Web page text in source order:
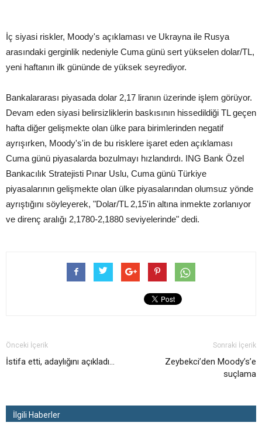
İç siyasi riskler, Moody's açıklaması ve Ukrayna ile Rusya
arasındaki gerginlik nedeniyle Cuma günü sert yükselen dolar/TL,
yeni haftanın ilk gününde de yüksek seyrediyor.
Bankalararası piyasada dolar 2,17 liranın üzerinde işlem görüyor.
Devam eden siyasi belirsizliklerin baskısının hissedildiği TL geçen
hafta diğer gelişmekte olan ülke para birimlerinden negatif
ayrışırken, Moody's'in de bu risklere işaret eden açıklaması
Cuma günü piyasalarda bozulmayı hızlandırdı. ING Bank Özel
Bankacılık Stratejisti Pınar Uslu, Cuma günü Türkiye
piyasalarının gelişmekte olan ülke piyasalarından olumsuz yönde
ayrıştığını söyleyerek, "Dolar/TL 2,15'in altına inmekte zorlanıyor
ve direnç aralığı 2,1780-2,1880 seviyelerinde" dedi.
Önceki İçerik
İstifa etti, adaylığını açıkladı…
Sonraki İçerik
Zeybekci’den Moody’s’e
suçlama
İlgili Haberler